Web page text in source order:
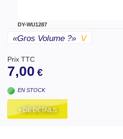
DY-WU1287
«gros Volume ?» V
Prix TTC
7,00 €
EN STOCK
+ DE DÉTAILS